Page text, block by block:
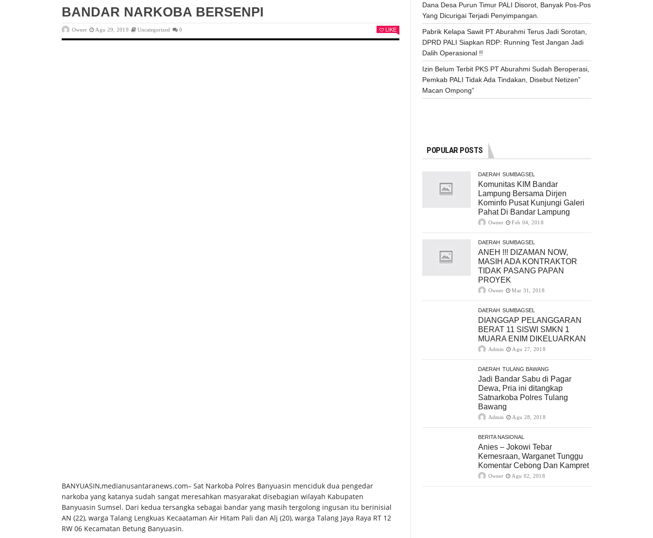
BANDAR NARKOBA BERSENPI
Owner Agu 29, 2019 Uncategorized 0 LIKE
BANYUASIN,medianusantaranews.com– Sat Narkoba Polres Banyuasin menciduk dua pengedar
narkoba yang katanya sudah sangat meresahkan masyarakat disebagian wilayah Kabupaten
Banyuasin Sumsel. Dari kedua tersangka sebagai bandar yang masih tergolong ingusan itu berinisial
AN (22), warga Talang Lengkuas Kecaataman Air Hitam Pali dan Alj (20), warga Talang Jaya Raya RT 12
RW 06 Kecamatan Betung Banyuasin.
Dana Desa Purun Timur PALI Disorot, Banyak Pos-Pos
Yang Dicurigai Terjadi Penyimpangan.
Pabrik Kelapa Sawit PT Aburahmi Terus Jadi Sorotan,
DPRD PALI Siapkan RDP: Running Test Jangan Jadi
Dalih Operasional !!
Izin Belum Terbit PKS PT Aburahmi Sudah Beroperasi,
Pemkab PALI Tidak Ada Tindakan, Disebut Netizen”
Macan Ompong”
POPULAR POSTS
DAERAH SUMBAGSEL
Komunitas KIM Bandar
Lampung Bersama Dirjen
Kominfo Pusat Kunjungi Galeri
Pahat Di Bandar Lampung
Owner Feb 04, 2018
DAERAH SUMBAGSEL
ANEH !!! DIZAMAN NOW,
MASIH ADA KONTRAKTOR
TIDAK PASANG PAPAN
PROYEK
Owner Mar 31, 2018
DAERAH SUMBAGSEL
DIANGGAP PELANGGARAN
BERAT 11 SISWI SMKN 1
MUARA ENIM DIKELUARKAN
Admin Agu 27, 2018
DAERAH TULANG BAWANG
Jadi Bandar Sabu di Pagar
Dewa, Pria ini ditangkap
Satnarkoba Polres Tulang
Bawang
Admin Agu 28, 2018
BERITA NASIONAL
Anies – Jokowi Tebar
Kemesraan, Warganet Tunggu
Komentar Cebong Dan Kampret
Owner Agu 02, 2018